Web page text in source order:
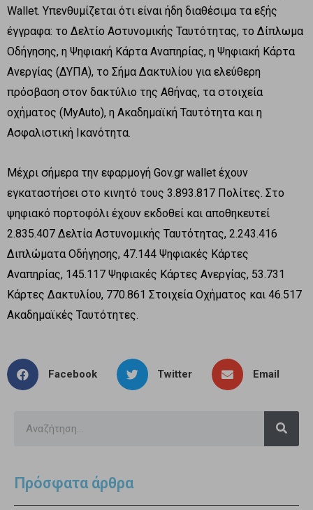
Wallet. Υπενθυμίζεται ότι είναι ήδη διαθέσιμα τα εξής
έγγραφα: το Δελτίο Αστυνομικής Ταυτότητας, το Δίπλωμα
Οδήγησης, η Ψηφιακή Κάρτα Αναπηρίας, η Ψηφιακή Κάρτα
Ανεργίας (ΔΥΠΑ), το Σήμα Δακτυλίου για ελεύθερη
πρόσβαση στον δακτύλιο της Αθήνας, τα στοιχεία
οχήματος (MyAuto), η Ακαδημαϊκή Ταυτότητα και η
Ασφαλιστική Ικανότητα.
Μέχρι σήμερα την εφαρμογή Gov.gr wallet έχουν
εγκαταστήσει στο κινητό τους 3.893.817 Πολίτες. Στο
ψηφιακό πορτοφόλι έχουν εκδοθεί και αποθηκευτεί
2.835.407 Δελτία Αστυνομικής Ταυτότητας, 2.243.416
Διπλώματα Οδήγησης, 47.144 Ψηφιακές Κάρτες
Αναπηρίας, 145.117 Ψηφιακές Κάρτες Ανεργίας, 53.731
Κάρτες Δακτυλίου, 770.861 Στοιχεία Οχήματος και 46.517
Ακαδημαϊκές Ταυτότητες.
Facebook Twitter Email
Πρόσφατα άρθρα